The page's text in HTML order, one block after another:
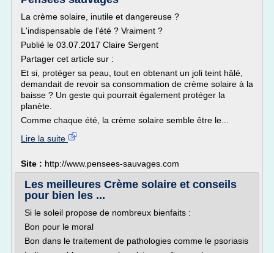
La crème solaire, inutile et dangereuse ?
L'indispensable de l'été ? Vraiment ?
Publié le 03.07.2017 Claire Sergent
Partager cet article sur :
Et si, protéger sa peau, tout en obtenant un joli teint hâlé,
demandait de revoir sa consommation de crème solaire à la
baisse ? Un geste qui pourrait également protéger la
planète.
Comme chaque été, la crème solaire semble être le...
Lire la suite
Site : http://www.pensees-sauvages.com
Les meilleures Crème solaire et conseils
pour bien les ...
Si le soleil propose de nombreux bienfaits :
Bon pour le moral
Bon dans le traitement de pathologies comme le psoriasis